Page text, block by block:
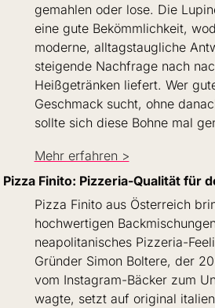
gemahlen oder lose. Die
eine gute Bekömmlichkeit,
moderne, alltagstaugliche
steigende Nachfrage nach
Heißgetränken liefert. Wer
Geschmack sucht, ohne
sollte sich diese Bohne mal
Mehr erfahren >
Pizza Finito: Pizzeria-Qualität für
Pizza Finito aus Österreich
hochwertigen
neapolitanisches Pizzeria-
Gründer Simon Boltere, der
vom Instagram-Bäcker zum
wagte, setzt auf original